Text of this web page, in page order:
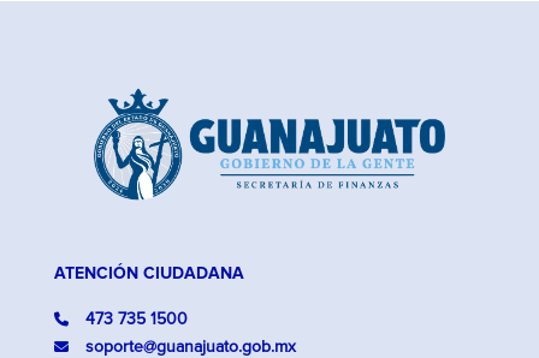
ATENCIÓN CIUDADANA
473 735 1500
soporte@guanajuato.gob.mx